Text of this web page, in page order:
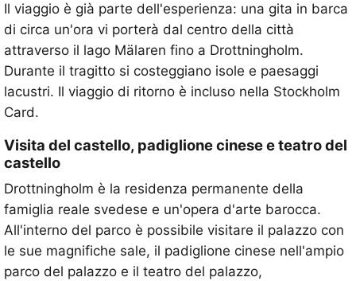
Il viaggio è già parte dell'esperienza: una gita in barca
di circa un'ora vi porterà dal centro della città
attraverso il lago Mälaren fino a Drottningholm.
Durante il tragitto si costeggiano isole e paesaggi
lacustri. Il viaggio di ritorno è incluso nella Stockholm
Card.
Visita del castello, padiglione cinese e teatro del
castello
Drottningholm è la residenza permanente della
famiglia reale svedese e un'opera d'arte barocca.
All'interno del parco è possibile visitare il palazzo con
le sue magnifiche sale, il padiglione cinese nell'ampio
parco del palazzo e il teatro del palazzo,